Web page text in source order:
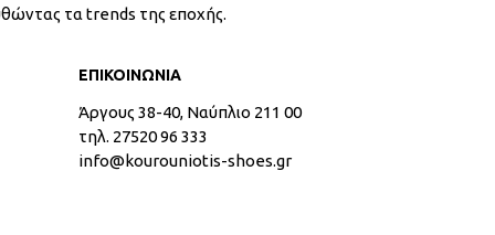
τα trends της εποχής.
ΕΠΙΚΟΙΝΩΝΙΑ
Άργους 38-40, Ναύπλιο 211 00
τηλ. 27520 96 333
info@kourouniotis-shoes.gr